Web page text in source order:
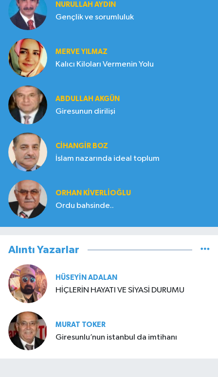
NURULLAH AYDIN
Gençlik ve sorumluluk
MERVE YILMAZ
Kalıcı Kiloları Vermenin Yolu
ABDULLAH AKGÜN
Giresunun dirilişi
CIHANGIR BOZ
İslam nazarında ideal toplum
ORHAN KIVERLIOĞLU
Ordu bahsinde..
Alıntı Yazarlar
HÜSEYIN ADALAN
HİÇLERİN HAYATI VE SİYASİ DURUMU
MURAT TOKER
Giresunlu’nun istanbul da imtihanı